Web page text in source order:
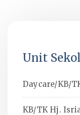
Unit
Daycare/KB/
KB/TK Hj.